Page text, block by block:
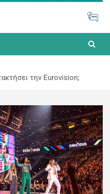
– Όλα για
την Eurovision;